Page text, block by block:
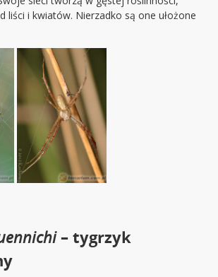
liści i kwiatów. Nierzadko są one ułożone
– tygrzyk